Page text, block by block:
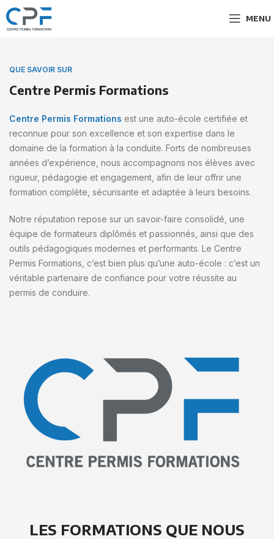
MENU
QUE SAVOIR SUR
Centre Permis Formations
Centre Permis Formations est une auto-école certifiée et
reconnue pour son excellence et son expertise dans le
domaine de la formation à la conduite. Forts de nombreuses
années d’expérience, nous accompagnons nos élèves avec
rigueur, pédagogie et engagement, afin de leur offrir une
formation complète, sécurisante et adaptée à leurs besoins.
Notre réputation repose sur un savoir-faire consolidé, une
équipe de formateurs diplômés et passionnés, ainsi que des
outils pédagogiques modernes et performants. Le Centre
Permis Formations, c’est bien plus qu’une auto-école : c’est un
véritable partenaire de confiance pour votre réussite au
permis de conduire.
LES FORMATIONS QUE NOUS